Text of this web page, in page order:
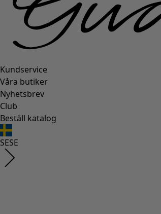
Kundservice
Våra butiker
Nyhetsbrev
Club
Beställ katalog
SESE